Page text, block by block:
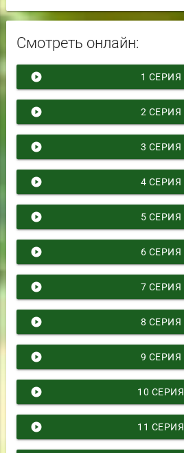
Смотреть онлайн:
play_circle_filled 1 СЕРИЯ
play_circle_filled 2 СЕРИЯ
play_circle_filled 3 СЕРИЯ
play_circle_filled 4 СЕРИЯ
play_circle_filled 5 СЕРИЯ
play_circle_filled 6 СЕРИЯ
play_circle_filled 7 СЕРИЯ
play_circle_filled 8 СЕРИЯ
play_circle_filled 9 СЕРИЯ
play_circle_filled 10 СЕРИЯ
play_circle_filled 11 СЕРИЯ